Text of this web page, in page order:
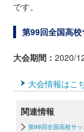
です。
第99回全国高
大会期間：2020/
大会情報はこ
関連情報
第99回全国高校サ